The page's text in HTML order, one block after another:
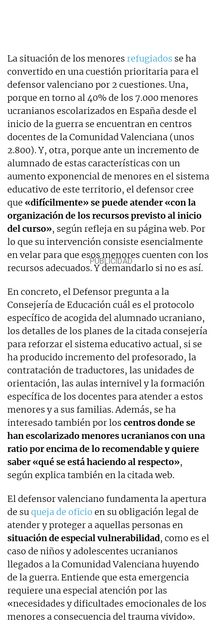
La situación de los menores refugiados se ha
convertido en una cuestión prioritaria para el
defensor valenciano por 2 cuestiones. Una,
porque en torno al 40% de los 7.000 menores
ucranianos escolarizados en España desde el
inicio de la guerra se encuentran en centros
docentes de la Comunidad Valenciana (unos
2.800). Y, otra, porque ante un incremento de
alumnado de estas características con un
aumento exponencial de menores en el sistema
educativo de este territorio, el defensor cree
que «difícilmente» se puede atender «con la
organización de los recursos previsto al inicio
del curso», según refleja en su página web. Por
lo que su intervención consiste esencialmente
en velar para que esos menores cuenten con los
recursos adecuados. Y demandarlo si no es así.
En concreto, el Defensor pregunta a la
Consejería de Educación cuál es el protocolo
específico de acogida del alumnado ucraniano,
los detalles de los planes de la citada consejería
para reforzar el sistema educativo actual, si se
ha producido incremento del profesorado, la
contratación de traductores, las unidades de
orientación, las aulas internivel y la formación
específica de los docentes para atender a estos
menores y a sus familias. Además, se ha
interesado también por los centros donde se
han escolarizado menores ucranianos con una
ratio por encima de lo recomendable y quiere
saber «qué se está haciendo al respecto»,
según explica también en la citada web.
El defensor valenciano fundamenta la apertura
de suqueja de oficio en su obligación legal de
atender y proteger a aquellas personas en
situación de especial vulnerabilidad, como es el
caso de niños y adolescentes ucranianos
llegados a la Comunidad Valenciana huyendo
de la guerra. Entiende que esta emergencia
requiere una especial atención por las
«necesidades y dificultades emocionales de los
menores a consecuencia del trauma vivido».